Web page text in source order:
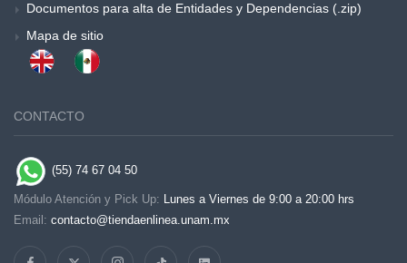
Documentos para alta de Entidades y Dependencias (.zip)
Mapa de sitio
CONTACTO
(55) 74 67 04 50
Módulo Atención y Pick Up: Lunes a Viernes de 9:00 a 20:00 hrs
Email: contacto@tiendaenlinea.unam.mx